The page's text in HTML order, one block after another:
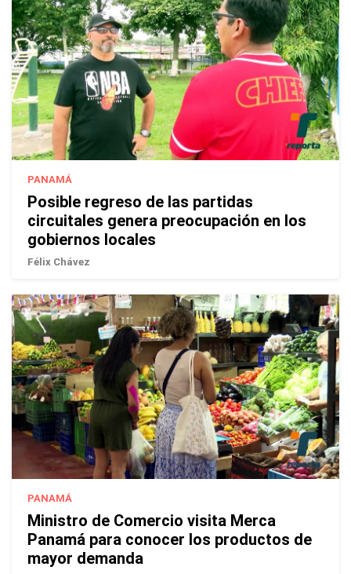
PANAMÁ
Posible regreso de las partidas
circuitales genera preocupación en los
gobiernos locales
Félix Chávez
PANAMÁ
Ministro de Comercio visita Merca
Panamá para conocer los productos de
mayor demanda